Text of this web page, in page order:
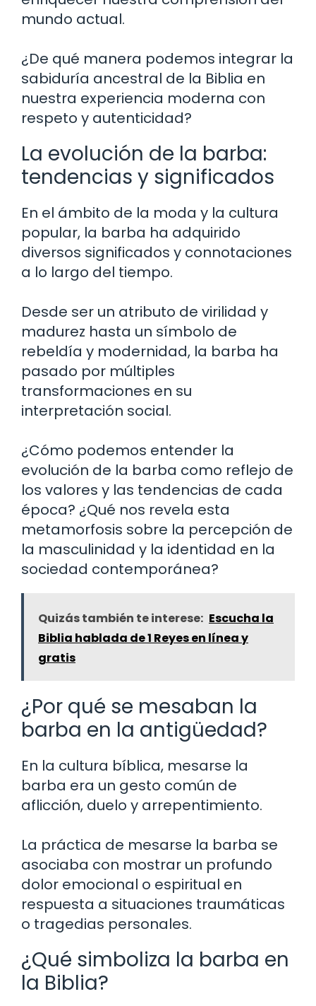
mundo actual.
¿De qué manera podemos integrar la
sabiduría ancestral de la Biblia en
nuestra experiencia moderna con
respeto y autenticidad?
La evolución de la barba:
tendencias y significados
En el ámbito de la moda y la cultura
popular, la barba ha adquirido
diversos significados y connotaciones
a lo largo del tiempo.
Desde ser un atributo de virilidad y
madurez hasta un símbolo de
rebeldía y modernidad, la barba ha
pasado por múltiples
transformaciones en su
interpretación social.
¿Cómo podemos entender la
evolución de la barba como reflejo de
los valores y las tendencias de cada
época? ¿Qué nos revela esta
metamorfosis sobre la percepción de
la masculinidad y la identidad en la
sociedad contemporánea?
Quizás también te interese: Escucha la
Biblia hablada de 1 Reyes en línea y
gratis
¿Por qué se mesaban la
barba en la antigüedad?
En la cultura bíblica, mesarse la
barba era un gesto común de
aflicción, duelo y arrepentimiento.
La práctica de mesarse la barba se
asociaba con mostrar un profundo
dolor emocional o espiritual en
respuesta a situaciones traumáticas
o tragedias personales.
¿Qué simboliza la barba en
la Biblia?